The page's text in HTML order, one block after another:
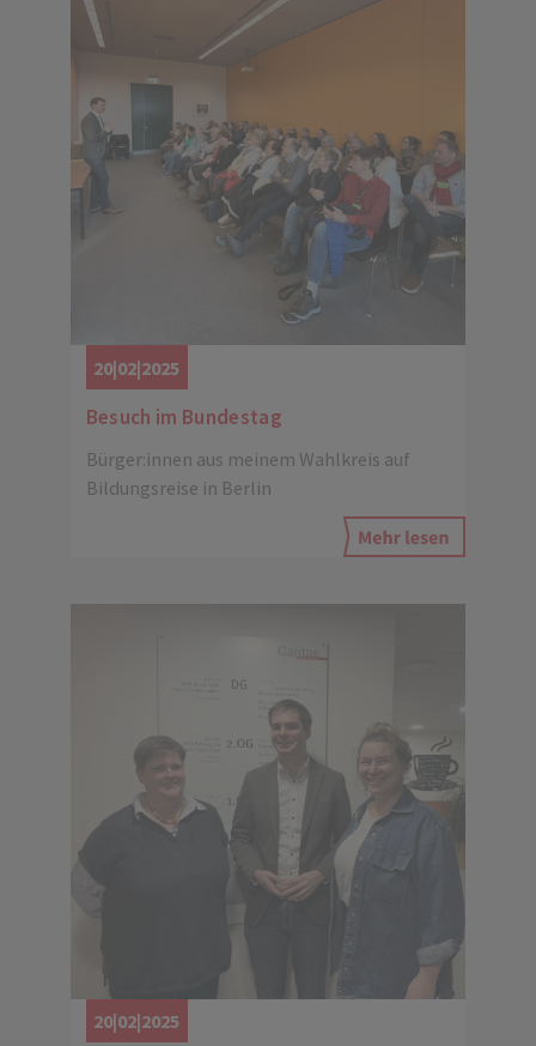
20|02|2025
Besuch im Bundestag
Bürger:innen aus meinem Wahlkreis auf
Bildungsreise in Berlin
20|02|2025